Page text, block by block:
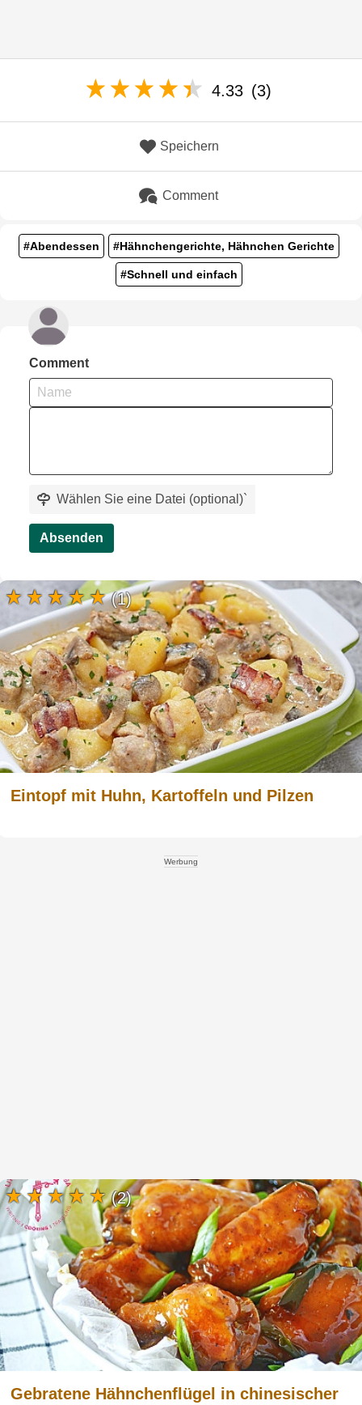
4.33 (3)
Speichern
Comment
#Abendessen #Hähnchengerichte, Hähnchen Gerichte
#Schnell und einfach
Comment
Wählen Sie eine Datei (optional)`
Absenden
Eintopf mit Huhn, Kartoffeln und Pilzen
(1)
Werbung
Gebratene Hähnchenflügel in chinesischer
(2)